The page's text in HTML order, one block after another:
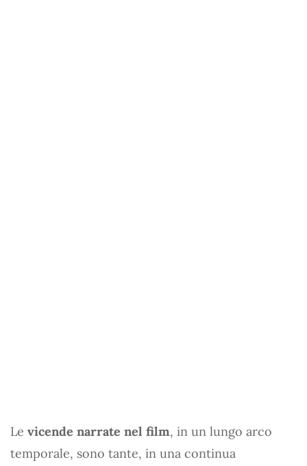
Le vicende narrate nel film, in un lungo arco
temporale, sono tante, in una continua